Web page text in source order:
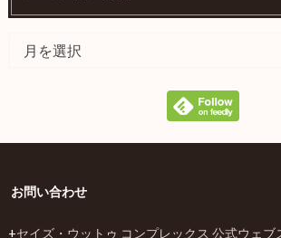
お問い合わせ
+セイズ・ウットゥ コンプレックス 公式ウェブ